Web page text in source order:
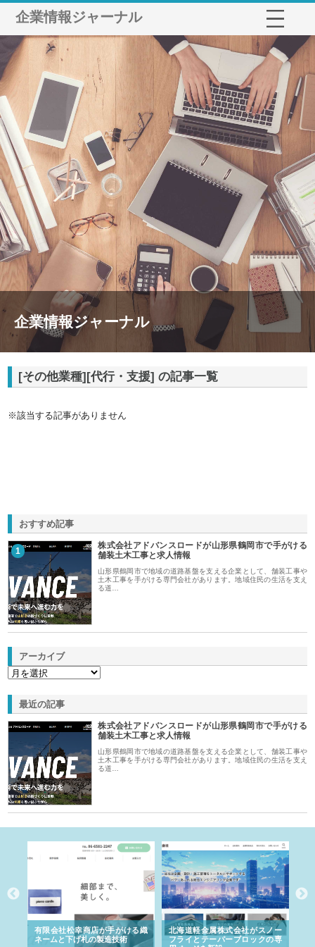
企業情報ジャーナル
企業情報ジャーナル
[その他業種][代行・支援] の記事一覧
※該当する記事がありません
おすすめ記事
1
株式会社アドバンスロードが山形県鶴岡市で手がける
舗装土木工事と求人情報
山形県鶴岡市で地域の道路基盤を支える企業として、舗装工事や
土木工事を手がける専門会社があります。地域住民の生活を支え
る道…
アーカイブ
最近の記事
株式会社アドバンスロードが山形県鶴岡市で手がける
舗装土木工事と求人情報
山形県鶴岡市で地域の道路基盤を支える企業として、舗装工事や
土木工事を手がける専門会社があります。地域住民の生活を支え
る道…
有限会社松幸商店が手がける織
ネームと下げ札の製造技術
北海道軽金属株式会社がスノー
フライとテーパーブロックの専